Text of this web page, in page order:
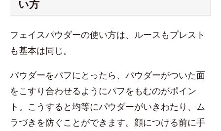
い方
フェイスパウダーの使い方は、ルースもプレスト
も基本は同じ。
パウダーをパフにとったら、パウダーがついた面
をこすり合わせるようにパフをもむのがポイン
ト。こうすると均等にパウダーがいきわたり、ム
ラづきを防ぐことができます。顔につける前に手